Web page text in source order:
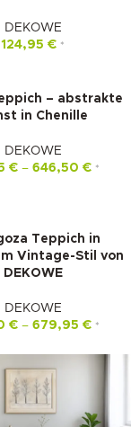
DEKOWE
124,95 € *
– abstrakte
in Chenille
DEKOWE
€– 646,50 € *
Teppich in
Vintage-Stil von
DEKOWE
DEKOWE
€– 679,95 € *